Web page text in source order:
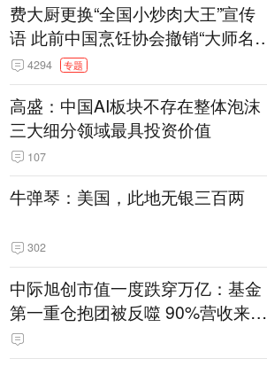
费大厨更换“全国小炒肉大王”宣传
语 此前中国烹饪协会撤销“大师名
师”等称号
4294 专题
高盛：中国AI板块不存在整体泡沫
三大细分领域最具投资价值
107
牛弹琴：美国，此地无银三百两
302
中际旭创市值一度跌穿万亿：基金
第一重仓抱团被反噬 90%营收来自
海外存压力